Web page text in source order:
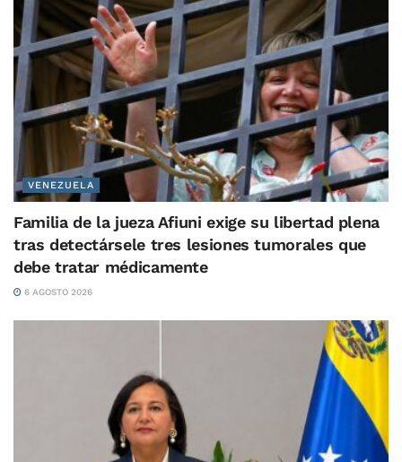
VENEZUELA
Familia de la jueza Afiuni exige su libertad plena
tras detectársele tres lesiones tumorales que
debe tratar médicamente
6 AGOSTO 2026